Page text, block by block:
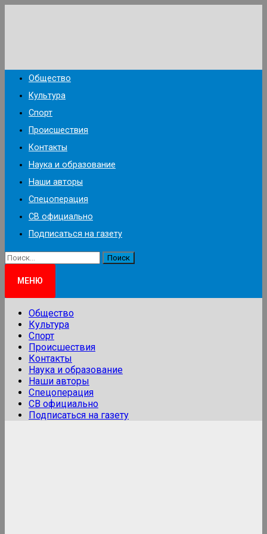
Общество
Культура
Спорт
Происшествия
Контакты
Наука и образование
Наши авторы
Спецоперация
СВ официально
Подписаться на газету
Найти:
МЕНЮ
Общество
Культура
Спорт
Происшествия
Контакты
Наука и образование
Наши авторы
Спецоперация
СВ официально
Подписаться на газету